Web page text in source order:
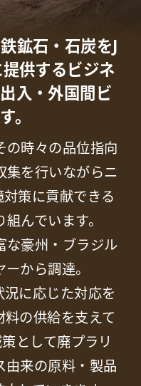
鉱石・石炭をJ
供するビジネ
入・外国間ビ
。
の時々の品位指向
集を行いながらニ
策に貢献できる
んでいます。
な豪州・ブラジル
から調達。
に応じた対応を
の供給を支えて
として廃プラリ
由来の原料・製品